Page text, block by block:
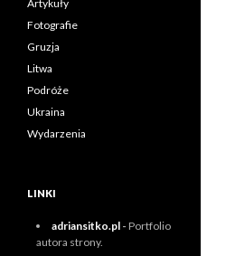
Artykuły
Fotografie
Gruzja
Litwa
Podróże
Ukraina
Wydarzenia
LINKI
adriansitko.pl - Portfolio
autora strony.